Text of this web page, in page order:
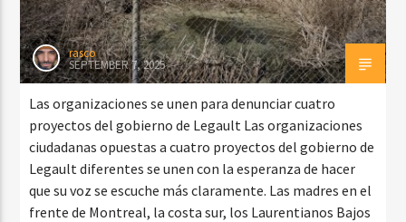
rasco
SEPTEMBER 7, 2025
Las organizaciones se unen para denunciar cuatro
proyectos del gobierno de Legault Las organizaciones
ciudadanas opuestas a cuatro proyectos del gobierno de
Legault diferentes se unen con la esperanza de hacer
que su voz se escuche más claramente. Las madres en el
frente de Montreal, la costa sur, los Laurentianos Bajos